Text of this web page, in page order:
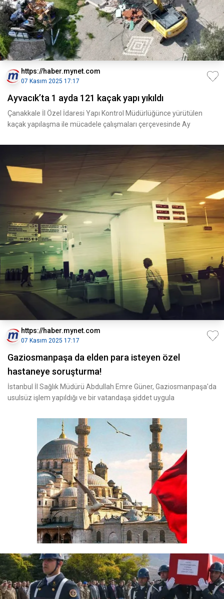
https://haber.mynet.com
07 Kasım 2025 17:17
Ayvacık’ta 1 ayda 121 kaçak yapı yıkıldı
Çanakkale İl Özel İdaresi Yapı Kontrol Müdürlüğünce yürütülen
kaçak yapılaşma ile mücadele çalışmaları çerçevesinde Ay
https://haber.mynet.com
07 Kasım 2025 17:17
Gaziosmanpaşa da elden para isteyen özel
hastaneye soruşturma!
İstanbul İl Sağlık Müdürü Abdullah Emre Güner, Gaziosmanpaşa'da
usulsüz işlem yapıldığı ve bir vatandaşa şiddet uygula